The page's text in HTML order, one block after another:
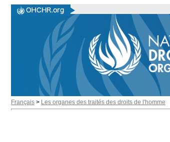
Français > Les organes des traités des droits de l'homme